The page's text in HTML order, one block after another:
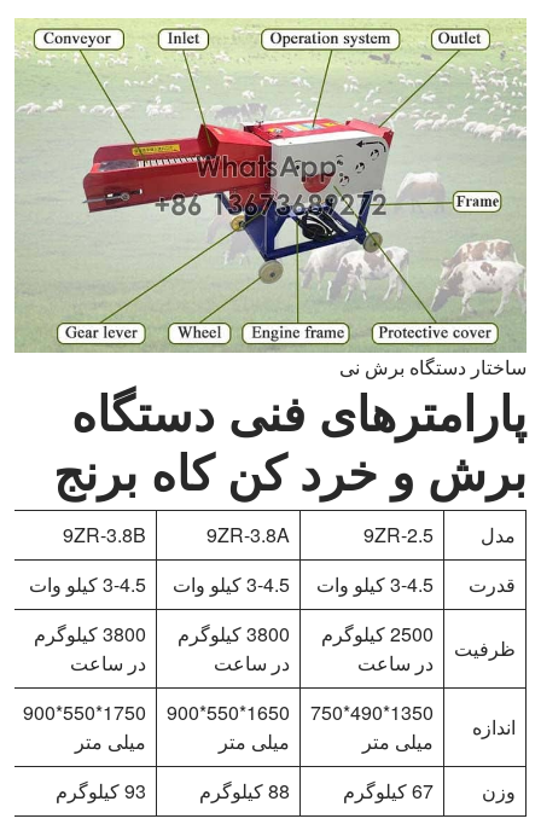
ساختار دستگاه برش نی
پارامترهای فنی دستگاه
برش و خرد کن کاه برنج
مدل 9ZR-2.5
9ZR-3.8A
9ZR-3.8B
قدرت
3-4.5 کیلو وات 3-4.5 کیلو وات 3-4.5 کیلو وات
ظرفیت
2500 کیلوگرم
در ساعت
3800 کیلوگرم
در ساعت
3800 کیلوگرم
در ساعت
اندازه
1350*490*750
میلی متر
1650*550*900
میلی متر
1750*550*900
میلی متر
وزن
67 کیلوگرم 88 کیلوگرم 93 کیلوگرم